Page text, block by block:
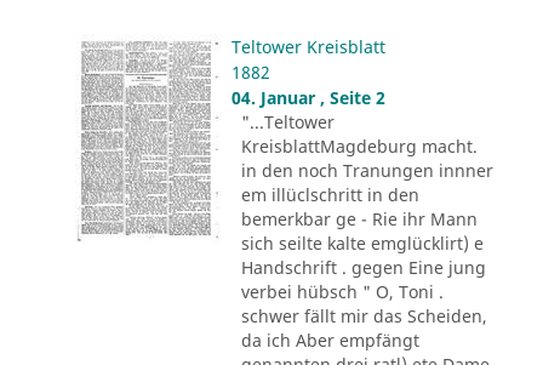
Teltower Kreisblatt
1882
04. Januar , Seite 2
"...Teltower
KreisblattMagdeburg macht.
in den noch Tranungen innner
em illüclschritt in den
bemerkbar ge - Rie ihr Mann
sich seilte kalte emglücklirt) e
Handschrift . gegen Eine jung
verbei hübsch " O, Toni .
schwer fällt mir das Scheiden,
da ich Aber empfängt